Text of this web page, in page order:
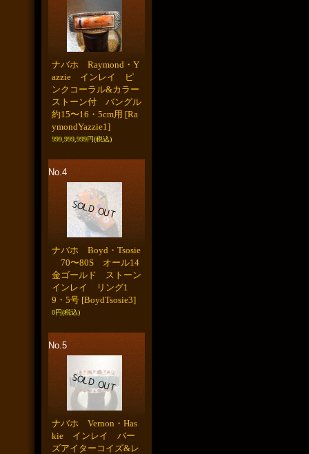
ナバホ Raymond・Y
azzie インレイ ピ
ンクコーラル&カラー
ストーン付 バングル
約15〜16・5cm用 [Ra
ymondYazzie1]
999,999,999円(税込)
No.4
ナバホ Boyd・Tsosie
70〜80S オール14
金ゴールド ストーン
インレイ リング1
9・5号 [BoydTsosie3]
0円(税込)
No.5
ナバホ Vernon・Has
kie インレイ バー
ズアイターコイズ&レ